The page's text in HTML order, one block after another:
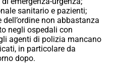
sanitario e pazienti;
non abbastanza
negli ospedali con
agenti di polizia mancano
in particolare da
dopo.